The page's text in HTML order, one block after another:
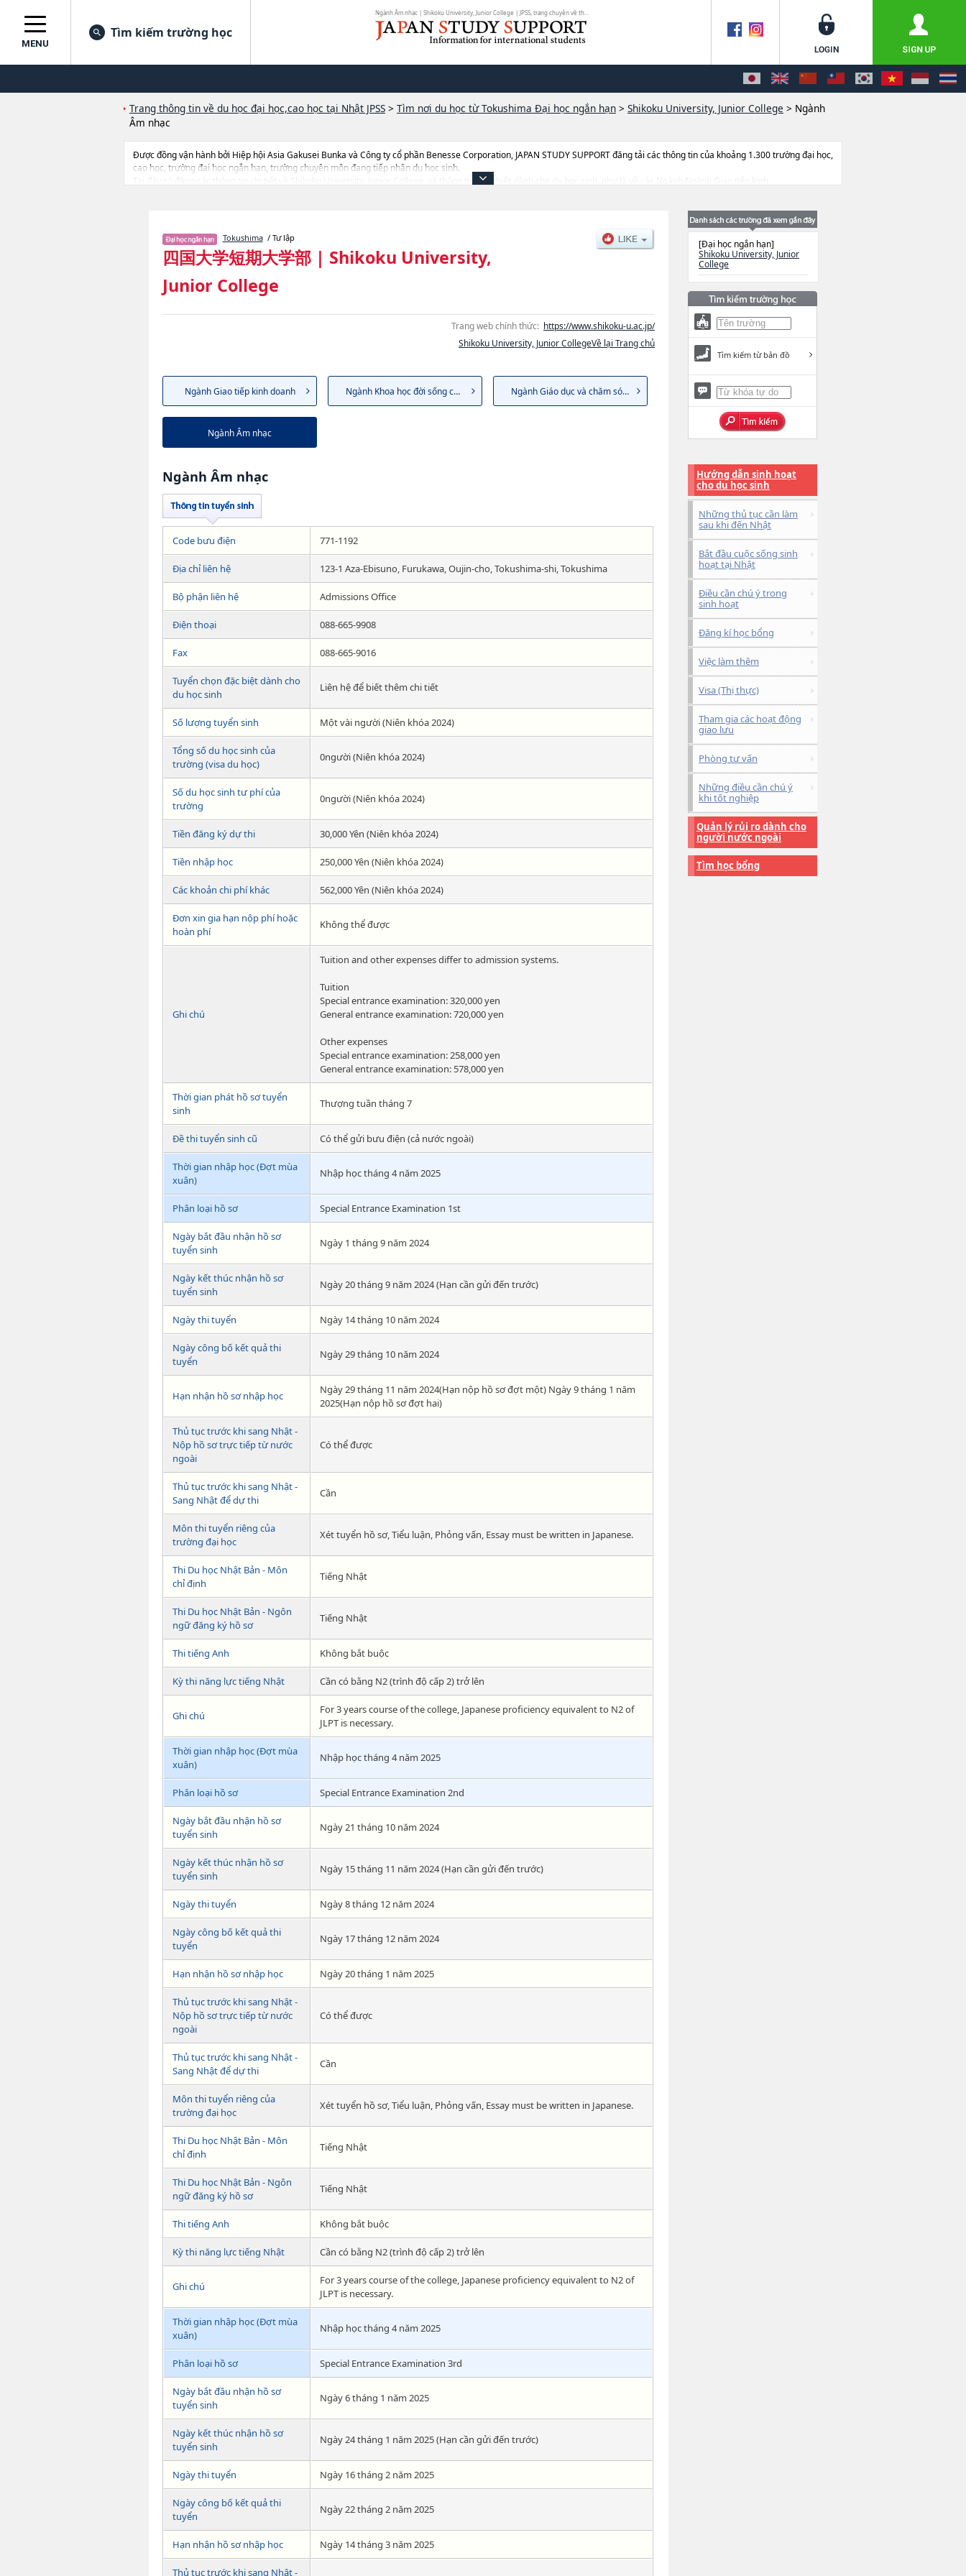
Ngành Âm nhạc | Shikoku University, Junior College | JPSS, trang chuyên về th...
MENU
Tìm kiếm trường học
Trang thông tin về du học đại học,cao học tại Nhật JPSS > Tìm nơi du học từ Tokushima Đại học ngắn hạn > Shikoku University, Junior College > Ngành
Âm nhạc
Được đồng vận hành bởi Hiệp hội Asia Gakusei Bunka và Công ty cổ phần Benesse Corporation, JAPAN STUDY SUPPORT đăng tải các thông tin của khoảng 1.300 trường đại học,
cao học, trường đại học ngắn hạn, trường chuyên môn đang tiếp nhận du học sinh.
Tại đây có đăng các thông tin chi tiết về Shikoku University, Junior College, và thông tin cần thiết dành cho du học sinh, như là về các Ngành Ngành Giao tiếp kinh
Tokushima/ Tư lập
四国大学短期大学部 | Shikoku University,
Junior College
Trang web chính thức: https://www.shikoku-u.ac.jp/
Shikoku University, Junior CollegeVề lại Trang chủ
Ngành Giao tiếp kinh doanh Ngành Khoa học đời sống con... Ngành Giáo dục và chăm sóc ...
Ngành Âm nhạc
Ngành Âm nhạc
Code bưu điện 771-1192
Địa chỉ liên hệ 123-1 Aza-Ebisuno, Furukawa, Oujin-cho, Tokushima-shi, Tokushima
Bộ phận liên hệ Admissions Office
Điện thoại 088-665-9908
Fax 088-665-9016
Tuyển chọn đặc biệt dành cho
du học sinh
Liên hệ để biết thêm chi tiết
Số lượng tuyển sinh Một vài người (Niên khóa 2024)
Tổng số du học sinh của
trường (visa du học)
0người (Niên khóa 2024)
Số du học sinh tư phí của
trường
0người (Niên khóa 2024)
Tiền đăng ký dự thi 30,000 Yên (Niên khóa 2024)
Tiền nhập học 250,000 Yên (Niên khóa 2024)
Các khoản chi phí khác 562,000 Yên (Niên khóa 2024)
Đơn xin gia hạn nộp phí hoặc
hoàn phí
Không thể được
Ghi chú
Tuition and other expenses differ to admission systems.
Tuition
Special entrance examination: 320,000 yen
General entrance examination: 720,000 yen
Other expenses
Special entrance examination: 258,000 yen
General entrance examination: 578,000 yen
Thời gian phát hồ sơ tuyển
sinh
Thượng tuần tháng 7
Đề thi tuyển sinh cũ Có thể gửi bưu điện (cả nước ngoài)
Thời gian nhập học (Đợt mùa
xuân)
Nhập học tháng 4 năm 2025
Phân loại hồ sơ Special Entrance Examination 1st
Ngày bắt đầu nhận hồ sơ
tuyển sinh
Ngày 1 tháng 9 năm 2024
Ngày kết thúc nhận hồ sơ
tuyển sinh
Ngày 20 tháng 9 năm 2024 (Hạn cần gửi đến trước)
Ngày thi tuyển Ngày 14 tháng 10 năm 2024
Ngày công bố kết quả thi
tuyển
Ngày 29 tháng 10 năm 2024
Hạn nhận hồ sơ nhập học
Ngày 29 tháng 11 năm 2024(Hạn nộp hồ sơ đợt một) Ngày 9 tháng 1 năm
2025(Hạn nộp hồ sơ đợt hai)
Thủ tục trước khi sang Nhật -
Nộp hồ sơ trực tiếp từ nước
ngoài
Có thể được
Thủ tục trước khi sang Nhật -
Sang Nhật để dự thi
Cần
Môn thi tuyển riêng của
trường đại học
Xét tuyển hồ sơ, Tiểu luận, Phỏng vấn, Essay must be written in Japanese.
Thi Du học Nhật Bản - Môn
chỉ định
Tiếng Nhật
Thi Du học Nhật Bản - Ngôn
ngữ đăng ký hồ sơ
Tiếng Nhật
Thi tiếng Anh Không bắt buộc
Kỳ thi năng lực tiếng Nhật Cần có bằng N2 (trình độ cấp 2) trở lên
Ghi chú
For 3 years course of the college, Japanese proficiency equivalent to N2 of
JLPT is necessary.
Thời gian nhập học (Đợt mùa
xuân)
Nhập học tháng 4 năm 2025
Phân loại hồ sơ Special Entrance Examination 2nd
Ngày bắt đầu nhận hồ sơ
tuyển sinh
Ngày 21 tháng 10 năm 2024
Ngày kết thúc nhận hồ sơ
tuyển sinh
Ngày 15 tháng 11 năm 2024 (Hạn cần gửi đến trước)
Ngày thi tuyển Ngày 8 tháng 12 năm 2024
Ngày công bố kết quả thi
tuyển
Ngày 17 tháng 12 năm 2024
Hạn nhận hồ sơ nhập học Ngày 20 tháng 1 năm 2025
Thủ tục trước khi sang Nhật -
Nộp hồ sơ trực tiếp từ nước
ngoài
Có thể được
Thủ tục trước khi sang Nhật -
Sang Nhật để dự thi
Cần
Môn thi tuyển riêng của
trường đại học
Xét tuyển hồ sơ, Tiểu luận, Phỏng vấn, Essay must be written in Japanese.
Thi Du học Nhật Bản - Môn
chỉ định
Tiếng Nhật
Thi Du học Nhật Bản - Ngôn
ngữ đăng ký hồ sơ
Tiếng Nhật
Thi tiếng Anh Không bắt buộc
Kỳ thi năng lực tiếng Nhật Cần có bằng N2 (trình độ cấp 2) trở lên
Ghi chú
For 3 years course of the college, Japanese proficiency equivalent to N2 of
JLPT is necessary.
Thời gian nhập học (Đợt mùa
xuân)
Nhập học tháng 4 năm 2025
Phân loại hồ sơ Special Entrance Examination 3rd
Ngày bắt đầu nhận hồ sơ
tuyển sinh
Ngày 6 tháng 1 năm 2025
Ngày kết thúc nhận hồ sơ
tuyển sinh
Ngày 24 tháng 1 năm 2025 (Hạn cần gửi đến trước)
Ngày thi tuyển Ngày 16 tháng 2 năm 2025
Ngày công bố kết quả thi
tuyển
Ngày 22 tháng 2 năm 2025
Hạn nhận hồ sơ nhập học Ngày 14 tháng 3 năm 2025
Thủ tục trước khi sang Nhật -
[Đại học ngắn hạn]
Shikoku University, Junior
College
Tìm kiếm từ bản đồ
Hướng dẫn sinh hoạt
cho du học sinh
Những thủ tục cần làm
sau khi đến Nhật
Bắt đầu cuộc sống sinh
hoạt tại Nhật
Điều cần chú ý trong
sinh hoạt
Đăng kí học bổng
Việc làm thêm
Visa (Thị thực)
Tham gia các hoạt động
giao lưu
Phòng tư vấn
Những điều cần chú ý
khi tốt nghiệp
Quản lý rủi ro dành cho
người nước ngoài
Tìm học bổng